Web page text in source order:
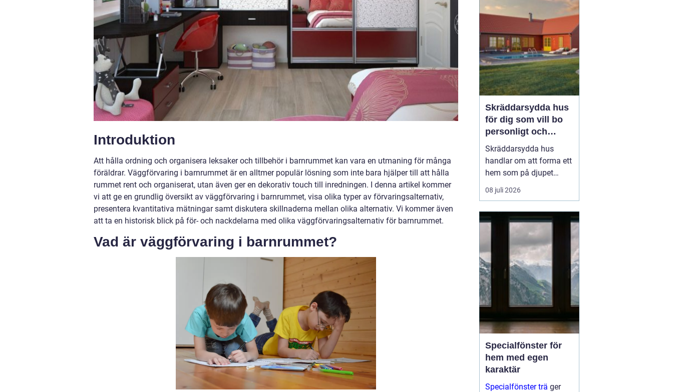
Introduktion
Att hålla ordning och organisera leksaker och tillbehör i barnrummet kan vara en utmaning för många
föräldrar. Väggförvaring i barnrummet är en alltmer populär lösning som inte bara hjälper till att hålla
rummet rent och organiserat, utan även ger en dekorativ touch till inredningen. I denna artikel kommer
vi att ge en grundlig översikt av väggförvaring i barnrummet, visa olika typer av förvaringsalternativ,
presentera kvantitativa mätningar samt diskutera skillnaderna mellan olika alternativ. Vi kommer även
att ta en historisk blick på för- och nackdelarna med olika väggförvaringsalternativ för barnrummet.
Vad är väggförvaring i barnrummet?
Ljungby en rad
spännande alternativ i
form av lediga
lägenheter. Här utforskar
vi denn...
Skräddarsydda hus
för dig som vill bo
personligt och
genomtänkt
Skräddarsydda hus
handlar om att forma ett
hem som på djupet
speglar hur en familj
lever, snarare än att
färdigt standardhus. På
samma sätt som en
skräddarsydd kostym
sitter bättre ä...
08 juli 2026
Specialfönster för
hem med egen
karaktär
Specialfönster trä ger